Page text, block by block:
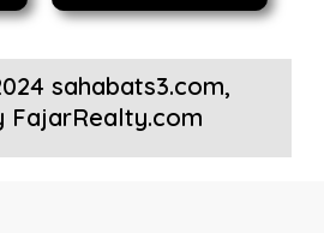
sahabats3.com,
FajarRealty.com